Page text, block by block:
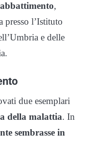
,
presso l’Istituto
e delle
due esemplari
della malattia. In
sembrasse in